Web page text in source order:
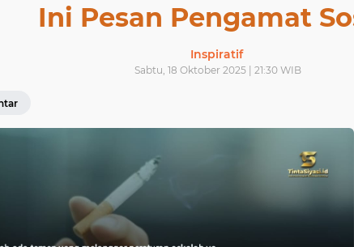
Ini Pesan Pengamat
Inspiratif
Sabtu, 18 Oktober 2025 | 21:30 WIB